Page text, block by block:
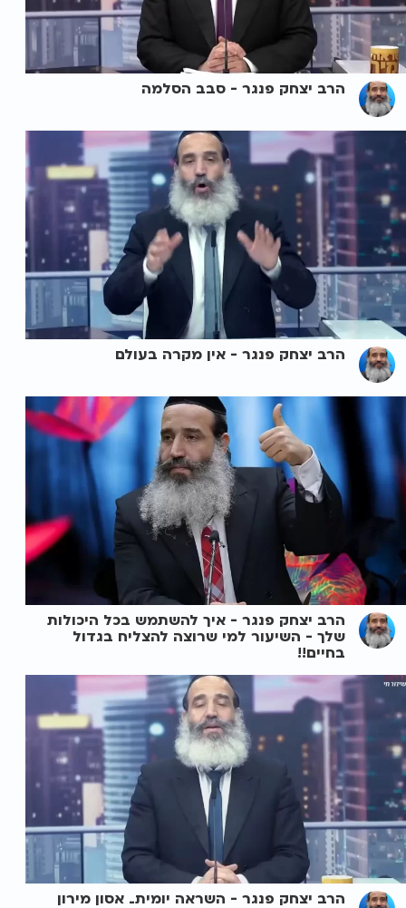
הרב יצחק פנגר - סבב הסלמה
הרב יצחק פנגר - אין מקרה בעולם
הרב יצחק פנגר - איך להשתמש בכל היכולות
שלך - השיעור למי שרוצה להצליח בגדול
בחיים!!
הרב יצחק פנגר - השראה יומית_ אסון מירון